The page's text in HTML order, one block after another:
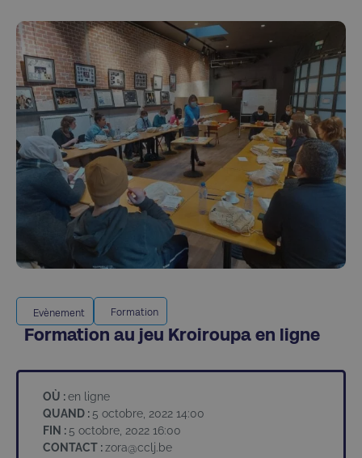
Evènement Formation
Formation au jeu Kroiroupa en ligne
OÙ :en ligne
QUAND : 5 octobre, 2022 14:00
FIN : 5 octobre, 2022 16:00
CONTACT :zora@cclj.be